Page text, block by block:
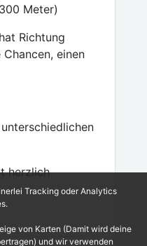
Meter)
Richtung
einen
herzlich
Tracking oder Analytics
von Karten (Damit wird deine
und wir verwenden